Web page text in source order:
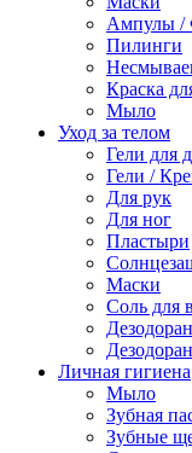
Ампулы /
Пилинги
Краска
Мыло
Уход за телом
Гели для
Гели /
Для рук
Для ног
Пластыри
Маски
Соль для
Личная гигиена
Мыло
Зубная
Зубные